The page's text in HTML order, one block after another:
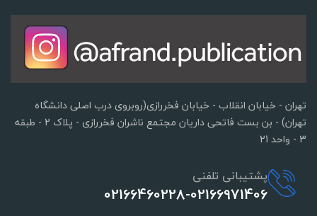
تهران - خیابان انقلاب - خیابان فخررازی(روبروی درب اصلی دانشگاه
تهران) - بن بست فاتحی داریان مجتمع ناشران فخررازی - پلاک 2 - طبقه
3 - واحد 21
پشتیبانی تلفنی
02166460228-02166971406